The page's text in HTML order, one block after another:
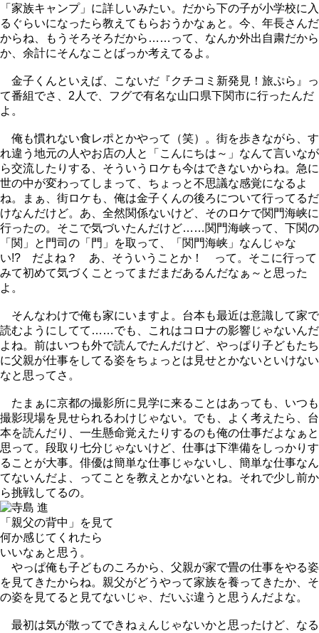
「家族キャンプ」に詳しいみたい。だから下の子が小学校に入
るぐらいになったら教えてもらおうかなぁと。今、年長さんだ
からね、もうそろそろだから……って、なんか外出自粛だから
か、余計にそんなことばっか考えてるよ。
金子くんといえば、こないだ『クチコミ新発見！旅ぷら』っ
て番組でさ、2人で、フグで有名な山口県下関市に行ったんだ
よ。
俺も慣れない食レポとかやって（笑）。街を歩きながら、す
れ違う地元の人やお店の人と「こんにちは～」なんて言いなが
ら交流したりする、そういうロケも今はできないからね。急に
世の中が変わってしまって、ちょっと不思議な感覚になるよ
ね。まぁ、街ロケも、俺は金子くんの後ろについて行ってるだ
けなんだけど。あ、全然関係ないけど、そのロケで関門海峡に
行ったの。そこで気づいたんだけど……関門海峡って、下関の
「関」と門司の「門」を取って、「関門海峡」なんじゃな
い!? だよね？ あ、そういうことか！ って。そこに行って
みて初めて気づくことってまだまだあるんだなぁ～と思った
よ。
そんなわけで俺も家にいますよ。台本も最近は意識して家で
読むようにしてて……でも、これはコロナの影響じゃないんだ
よね。前はいつも外で読んでたんだけど、やっぱり子どもたち
に父親が仕事をしてる姿をちょっとは見せとかないといけない
なと思ってさ。
たまぁに京都の撮影所に見学に来ることはあっても、いつも
撮影現場を見せられるわけじゃない。でも、よく考えたら、台
本を読んだり、一生懸命覚えたりするのも俺の仕事だよなぁと
思って。段取り七分じゃないけど、仕事は下準備をしっかりす
ることが大事。俳優は簡単な仕事じゃないし、簡単な仕事なん
てないんだよ、ってことを教えとかないとね。それで少し前か
ら挑戦してるの。
「親父の背中」を見て
何か感じてくれたら
いいなぁと思う。
やっぱ俺も子どものころから、父親が家で畳の仕事をやる姿
を見てきたからね。親父がどうやって家族を養ってきたか、そ
の姿を見てると見てないじゃ、だいぶ違うと思うんだよな。
最初は気が散ってできねぇんじゃないかと思ったけど、なる